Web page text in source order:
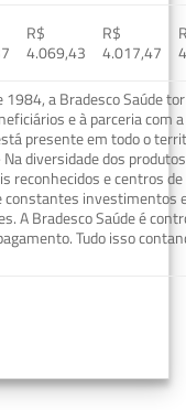
R$
4.069,43
R$
4.017,47
a Bradesco Saúde
e à parceria com
presente em todo o
diversidade dos
reconhecidos e centros
investimentos
A Bradesco Saúde é
Tudo isso